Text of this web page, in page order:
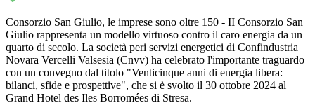
Consorzio San Giulio, le imprese sono oltre 150 - II Consorzio San
Giulio rappresenta un modello virtuoso contro il caro energia da un
quarto di secolo. La società peri servizi energetici di Confindustria
Novara Vercelli Valsesia (Cnvv) ha celebrato l'importante traguardo
con un convegno dal titolo "Venticinque anni di energia libera:
bilanci, sfide e prospettive", che si è svolto il 30 ottobre 2024 al
Grand Hotel des Iles Borromées di Stresa.